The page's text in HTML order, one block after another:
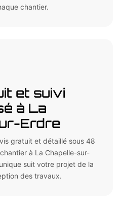
chantier.
et suivi
à La
Erdre
gratuit et détaillé sous 48
à La Chapelle-sur-
suit votre projet de la
des travaux.